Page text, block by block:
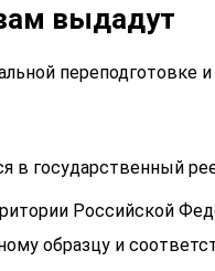
выдадут
переподготовке
в государственный
Российской
образцу и